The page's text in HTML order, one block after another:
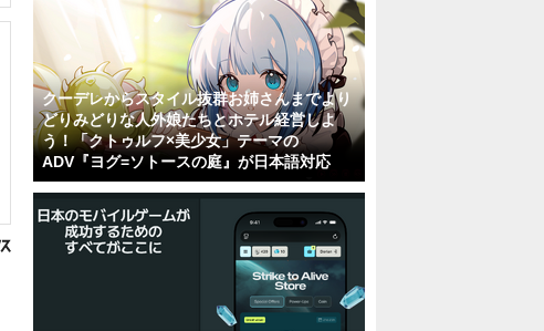
クーデレからスタイル抜群お姉さんまでより
どりみどりな人外娘たちとホテル経営しよ
う！「クトゥルフ×美少女」テーマの
ADV『ヨグ=ソトースの庭』が日本語対応